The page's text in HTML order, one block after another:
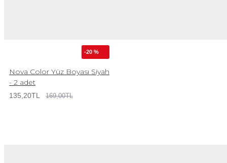
-20 %
Nova Color Yüz Boyası Siyah
- 2 adet
135,20TL 169,00TL